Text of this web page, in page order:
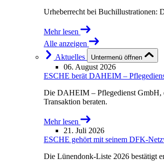
Urheberrecht bei Buchillustrationen:
Mehr lesen
Alle anzeigen
Aktuelles
Untermenü öffnen
06. August 2026
ESCHE berät DAHEIM –
Die DAHEIM – Pflegedienst GmbH,
Transaktion beraten.
Mehr lesen
21. Juli 2026
ESCHE gehört mit seinem DFK-
Die Lünendonk-Liste 2026 bestätigt